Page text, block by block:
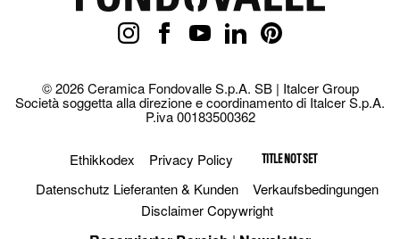
© 2026 Ceramica Fondovalle S.p.A. SB | Italcer Group
Società soggetta alla direzione e coordinamento di Italcer S.p.A.
P.iva 00183500362
Ethikkodex Privacy Policy TITLE NOT SET
Datenschutz Lieferanten & Kunden
Verkaufsbedingungen
Disclaimer Copywright